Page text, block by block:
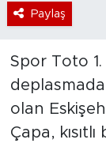
Paylaş
Spor Toto 1.
olan
Çapa,